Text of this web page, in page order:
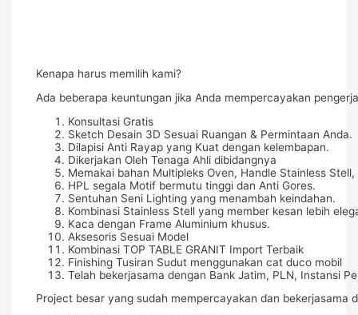
Kenapa harus memilih kami?
Ada beberapa keuntungan jika Anda mempercayakan
Konsultasi Gratis
Sketch Desain 3D Sesuai Ruangan & Permintaan Anda.
Dilapisi Anti Rayap yang Kuat dengan kelembapan.
Dikerjakan Oleh Tenaga Ahli dibidangnya
Memakai bahan Multipleks Oven, Handle Stainless
HPL segala Motif bermutu tinggi dan Anti Gores.
Sentuhan Seni Lighting yang menambah keindahan.
Kombinasi Stainless Stell yang member kesan lebih
Kaca dengan Frame Aluminium khusus.
Aksesoris Sesuai Model
Kombinasi TOP TABLE GRANIT Import Terbaik
Finishing Tusiran Sudut menggunakan cat duco mobil
Telah bekerjasama dengan Bank Jatim, PLN, Instansi
Project besar yang sudah mempercayakan dan bekerjasama